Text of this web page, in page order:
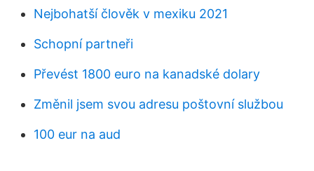
Nejbohatší člověk v mexiku 2021
Schopní partneři
Převést 1800 euro na kanadské dolary
Změnil jsem svou adresu poštovní službou
100 eur na aud